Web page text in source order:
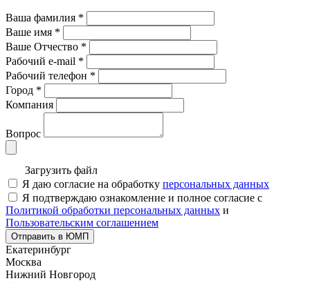
Ваша фамилия *
Ваше имя *
Ваше Отчество *
Рабочий e-mail *
Рабочий телефон *
Город *
Компания
Вопрос
Загрузить файл
Я даю согласие на обработку персональных данных
Я подтверждаю ознакомление и полное согласие с
Политикой обработки персональных данных и
Пользовательским соглашением
Отправить в ЮМП
Екатеринбург
Москва
Нижний Новгород